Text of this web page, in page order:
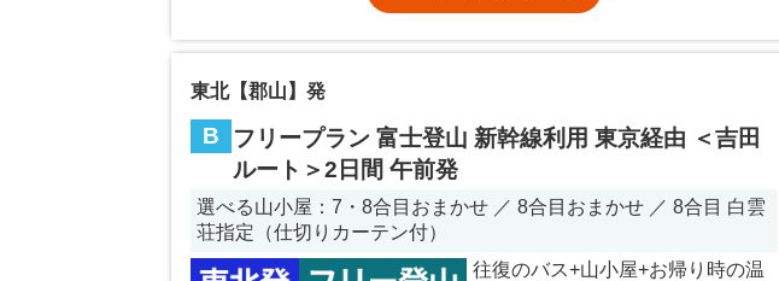
東北【郡山】発
B
フリープラン 富士登山 新幹線利用 東京経由 ＜吉田
ルート＞2日間 午前発
選べる山小屋：7・8合目おまかせ ／ 8合目おまかせ ／ 8合目 白雲
荘指定（仕切りカーテン付）
往復のバス+山小屋+お帰り時の温